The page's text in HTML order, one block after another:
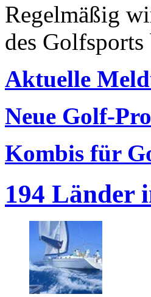
Regelmäßig
des Golfsports
Aktuelle
Neue Golf-
Kombis für
194 Länder